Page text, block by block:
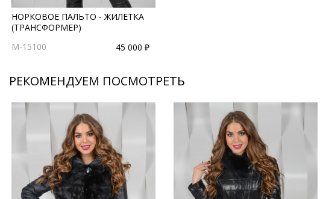
НОРКОВОЕ ПАЛЬТО - ЖИЛЕТКА
(ТРАНСФОРМЕР)
M-15100
45 000 ₽
РЕКОМЕНДУЕМ ПОСМОТРЕТЬ